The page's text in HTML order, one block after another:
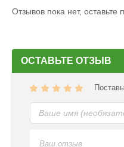
Отзывов пока нет, оставьте
ОСТАВЬТЕ ОТЗЫВ